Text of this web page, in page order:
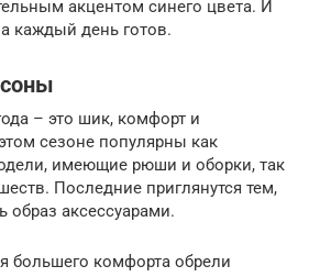
акцентом синего цвета. И
каждый день готов.
– это шик, комфорт и
сезоне популярны как
имеющие рюши и оборки, так
Последние приглянутся тем,
образ аксессуарами.
большего комфорта обрели